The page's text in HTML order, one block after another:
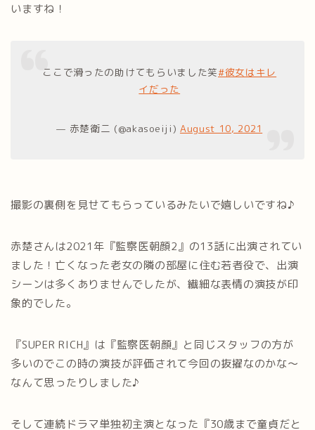
いますね！
ここで滑ったの助けてもらいました笑#彼女はキレ
イだった
— 赤楚衛二 (@akasoeiji) August 10, 2021
撮影の裏側を見せてもらっているみたいで嬉しいですね♪
赤楚さんは2021年『監察医朝顔2』の13話に出演されてい
ました！亡くなった老女の隣の部屋に住む若者役で、出演
シーンは多くありませんでしたが、繊細な表情の演技が印
象的でした。
『SUPER RICH』は『監察医朝顔』と同じスタッフの方が
多いのでこの時の演技が評価されて今回の抜擢なのかな～
なんて思ったりしました♪
そして連続ドラマ単独初主演となった『30歳まで童貞だと